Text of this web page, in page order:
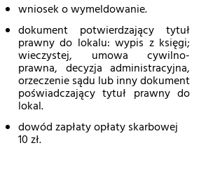
wniosek o wymeldowanie.
dokument potwierdzający tytuł
prawny do lokalu: wypis z księgi;
wieczystej, umowa cywilno-
prawna, decyzja administracyjna,
orzeczenie sądu lub inny dokument
poświadczający tytuł prawny do
lokal.
dowód zapłaty opłaty skarbowej
10 zł.